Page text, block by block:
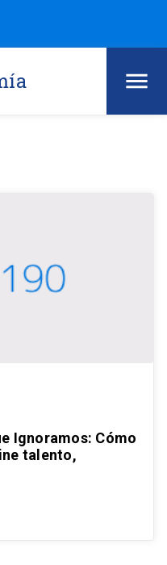
Ignoramos: Cómo
talento,